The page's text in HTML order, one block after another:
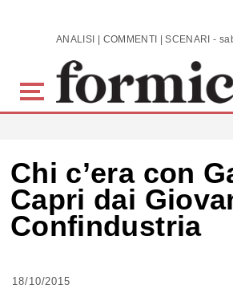
Skip to main content
Chi c’era con
Capri dai
Confindustria
18/10/2015